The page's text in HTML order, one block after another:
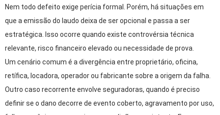
Nem todo defeito exige perícia formal. Porém, há situações em
que a emissão do laudo deixa de ser opcional e passa a ser
estratégica. Isso ocorre quando existe controvérsia técnica
relevante, risco financeiro elevado ou necessidade de prova.
Um cenário comum é a divergência entre proprietário, oficina,
retífica, locadora, operador ou fabricante sobre a origem da falha.
Outro caso recorrente envolve seguradoras, quando é preciso
definir se o dano decorre de evento coberto, agravamento por uso,